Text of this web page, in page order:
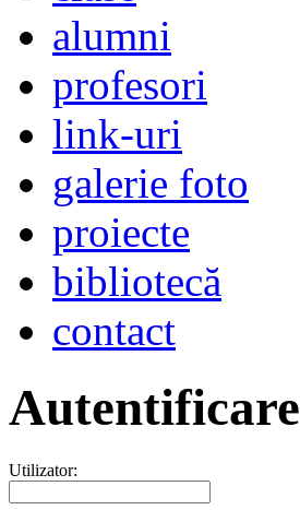
alumni
profesori
link-uri
galerie foto
proiecte
bibliotecă
contact
Autentificare
Utilizator: